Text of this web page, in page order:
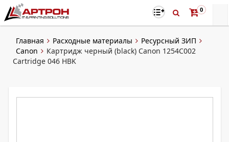
0
Главная Расходные материалы
Ресурсный ЗИП
Canon
Картридж черный (black) Canon 1254C002
Cartridge 046 HBK